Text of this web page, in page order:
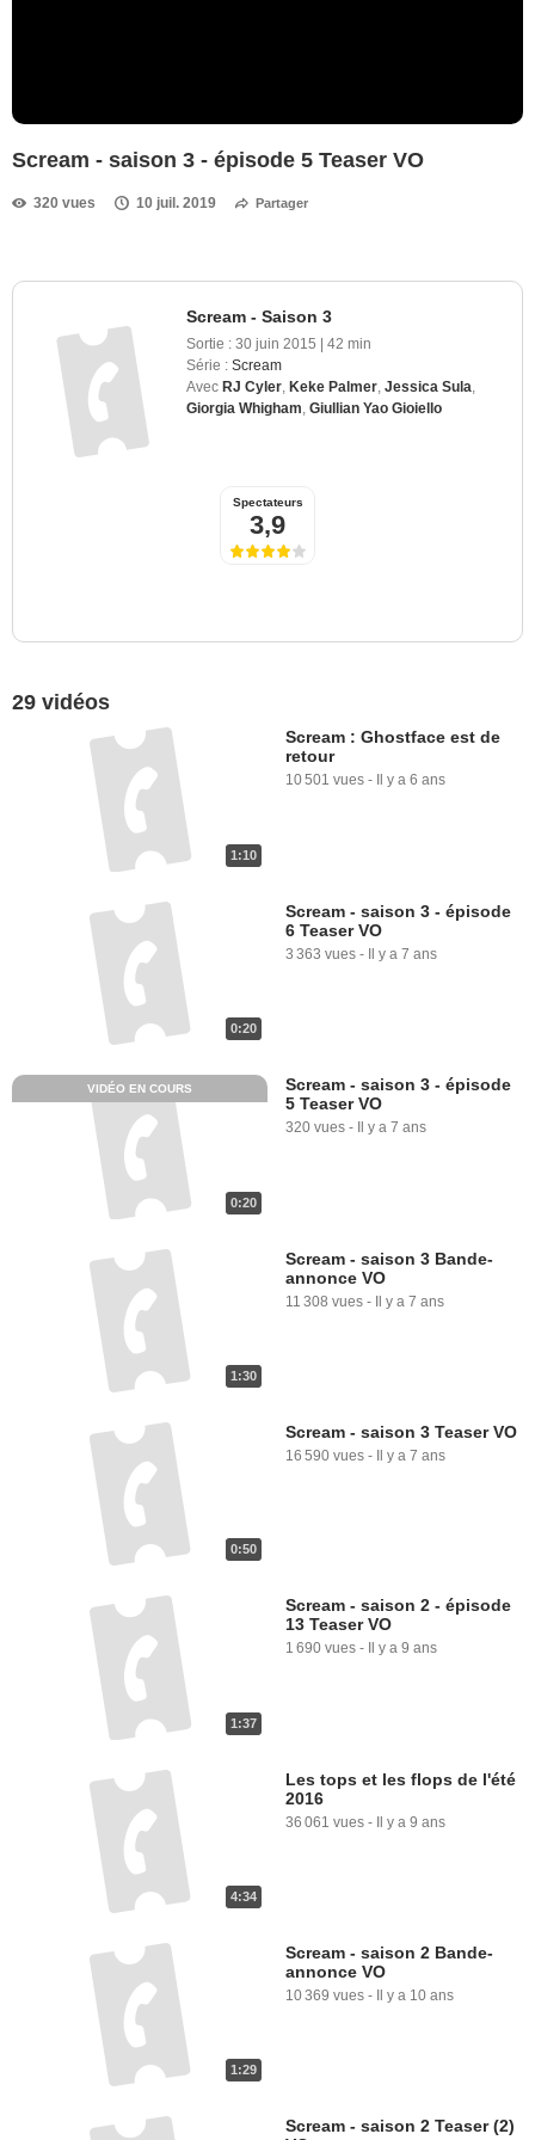
Scream - saison 3 - épisode 5 Teaser VO
320 vues 10 juil. 2019 Partager
Scream - Saison 3
Sortie : 30 juin 2015 | 42 min
Série : Scream
Avec RJ Cyler Keke Palmer Jessica Sula
Giorgia Whigham Giullian Yao Gioiello
Spectateurs
3,9
29 vidéos
1:10
Scream : Ghostface est de
retour
10 501 vues - Il y a 6 ans
0:20
Scream - saison 3 - épisode
6 Teaser VO
3 363 vues - Il y a 7 ans
0:20
VIDÉO EN COURS
Scream - saison 3 - épisode
5 Teaser VO
320 vues - Il y a 7 ans
1:30
Scream - saison 3 Bande-
annonce VO
11 308 vues - Il y a 7 ans
0:50
Scream - saison 3 Teaser VO
16 590 vues - Il y a 7 ans
1:37
Scream - saison 2 - épisode
13 Teaser VO
1 690 vues - Il y a 9 ans
4:34
Les tops et les flops de l'été
2016
36 061 vues - Il y a 9 ans
1:29
Scream - saison 2 Bande-
annonce VO
10 369 vues - Il y a 10 ans
Scream - saison 2 Teaser (2)